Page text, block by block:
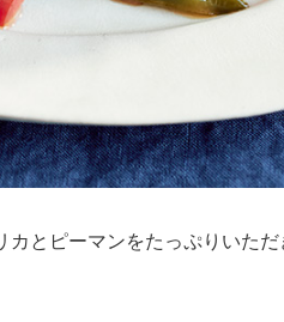
とピーマンをたっぷりいただ